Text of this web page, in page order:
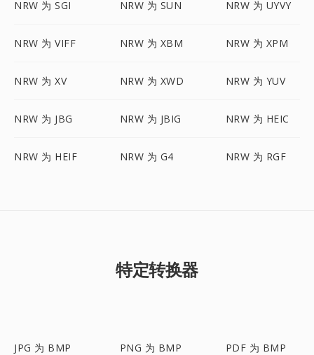
NRW 为 SGI NRW 为 SUN NRW 为 UYVY
NRW 为 VIFF NRW 为 XBM NRW 为 XPM
NRW 为 XV NRW 为 XWD NRW 为 YUV
NRW 为 JBG NRW 为 JBIG NRW 为 HEIC
NRW 为 HEIF NRW 为 G4 NRW 为 RGF
特定转换器
JPG 为 BMP PNG 为 BMP PDF 为 BMP